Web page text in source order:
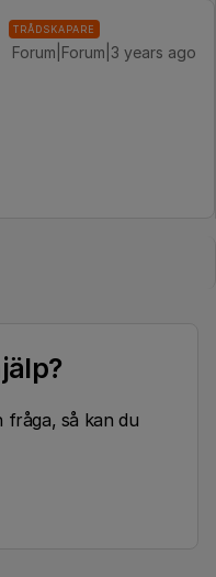
TRÅDSKAPARE
Forum|Forum|3 years ago
så kan du